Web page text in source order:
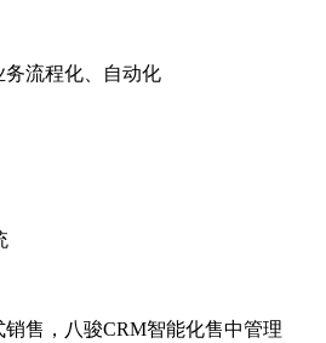
流程化、自动化
售，八骏CRM智能化售中管理